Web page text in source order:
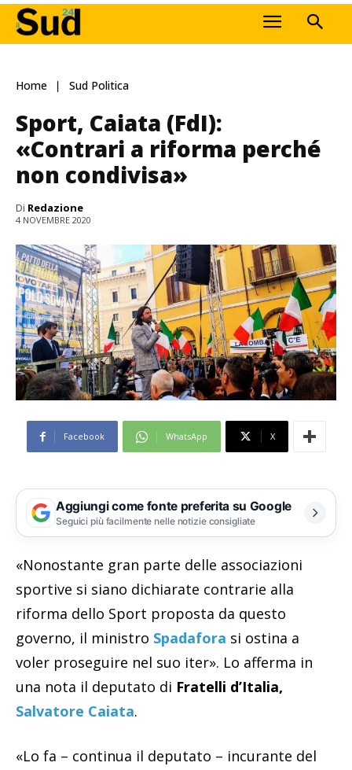
Home Sud Politica
Sport, Caiata (FdI):
«Contrari a riforma perché
non condivisa»
Di Redazione
4 NOVEMBRE 2020
Facebook WhatsApp X
Aggiungi come fonte preferita su Google
Seguici più facilmente nelle notizie consigliate
«Nonostante gran parte delle associazioni
sportive si siano dichiarate contrarie alla
riforma dello Sport proposta da questo
governo, il ministro Spadafora si ostina a
voler proseguire nel suo iter». Lo afferma in
una nota il deputato di Fratelli d’Italia,
Salvatore Caiata.
«Lo fa – continua il deputato – incurante del